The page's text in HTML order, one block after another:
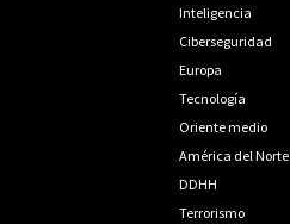
Inteligencia
Ciberseguridad
Europa
Tecnología
Oriente medio
América del Norte
DDHH
Terrorismo